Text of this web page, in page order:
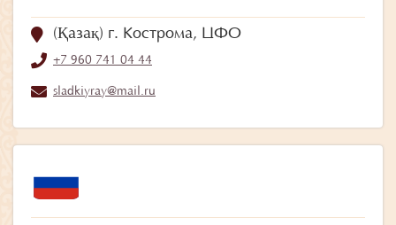
(Қазақ) г. Кострома, ЦФО
+7 960 741 04 44
sladkiyray@mail.ru